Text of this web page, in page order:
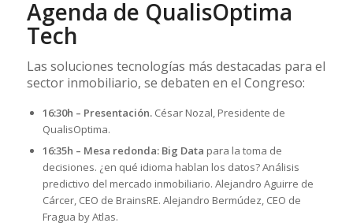
Agenda de QualisOptima
Tech
Las soluciones tecnologías más destacadas para el
sector inmobiliario, se debaten en el Congreso:
16:30h – Presentación. César Nozal, Presidente de
QualisOptima.
16:35h – Mesa redonda: Big Data para la toma de
decisiones. ¿en qué idioma hablan los datos? Análisis
predictivo del mercado inmobiliario. Alejandro Aguirre de
Cárcer, CEO de BrainsRE. Alejandro Bermúdez, CEO de
Fragua by Atlas.